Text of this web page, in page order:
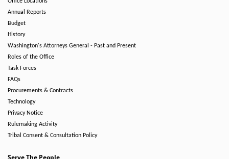
Annual Reports
Budget
History
Washington's Attorneys General - Past and Present
Roles of the Office
Task Forces
FAQs
Procurements & Contracts
Technology
Privacy Notice
Rulemaking Activity
Tribal Consent & Consultation Policy
Serve The People